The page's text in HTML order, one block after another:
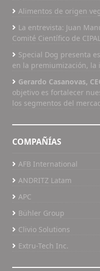
Alimentos de origen
La entrevista: Juan
Comité Científico de CIPAL
Special Dog presenta
en la premiumización, la
Gerardo Casanovas,
objetivo es fortalecer
los segmentos del
COMPAÑÍAS
AFB International
ANDRITZ Latam
APC
Bühler Group
Clivio Solutions
Extru-Tech Inc.